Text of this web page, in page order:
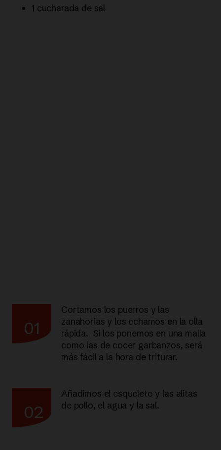
1 cucharada de sal
01
Cortamos los puerros y las
zanahorias y los echamos en la olla
rápida. Si los ponemos en una malla
como las de cocer garbanzos, será
más fácil a la hora de triturar.
02
Añadimos el esqueleto y las alitas
de pollo, el agua y la sal.